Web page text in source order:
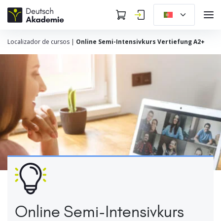
Localizador de cursos | Online Semi-Intensivkurs Vertiefung A2+
Online Semi-Intensivkurs